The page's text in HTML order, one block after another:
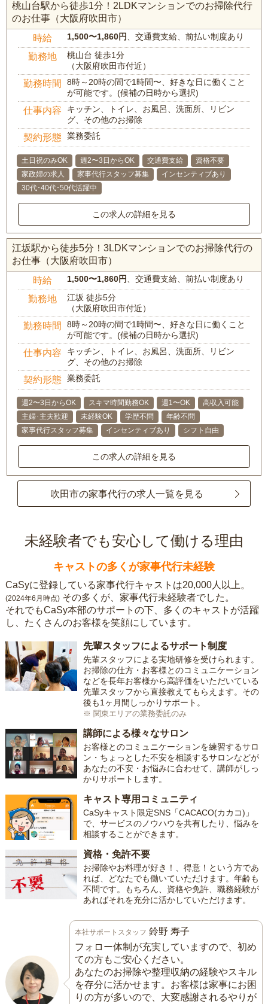
桃山台駅から徒歩1分！2LDKマンションでのお掃除代行
のお仕事（大阪府吹田市）
時給 1,500〜1,860円 、交通費支給、前払い制度あり
勤務地
桃山台 徒歩1分
（大阪府吹田市付近）
勤務時間
8時～20時の間で1時間〜、好きな日に働くこと
が可能です。(候補の日時から選択)
仕事内容
キッチン、トイレ、お風呂、洗面所、リビン
グ、その他のお掃除
契約形態 業務委託
土日祝のみOK 週2〜3日からOK 交通費支給
資格不要
家政婦の求人
家事代行スタッフ募集
インセンティブあり
30代･40代･50代活躍中
この求人の詳細を見る
江坂駅から徒歩5分！3LDKマンションでのお掃除代行の
お仕事（大阪府吹田市）
時給 1,500〜1,860円 、交通費支給、前払い制度あり
勤務地
江坂 徒歩5分
（大阪府吹田市付近）
勤務時間
8時～20時の間で1時間〜、好きな日に働くこと
が可能です。(候補の日時から選択)
仕事内容
キッチン、トイレ、お風呂、洗面所、リビン
グ、その他のお掃除
契約形態 業務委託
週2〜3日からOK スキマ時間勤務OK 週1〜OK
高収入可能
主婦･主夫歓迎
未経験OK 学歴不問
年齢不問
家事代行スタッフ募集
インセンティブあり シフト自由
この求人の詳細を見る
吹田市の家事代行の求人一覧を見る
未経験者でも安心して働ける理由
キャストの多くが家事代行未経験
CaSyに登録している家事代行キャストは20,000人以上。
(2024年6月時点) その多くが、家事代行未経験者でした。
それでもCaSy本部のサポートの下、多くのキャストが活躍
し、たくさんのお客様を笑顔にしています。
先輩スタッフによるサポート制度
先輩スタッフによる実地研修を受けられます。
お掃除の仕方・お客様とのコミュニケーション
などを長年お客様から高評価をいただいている
先輩スタッフから直接教えてもらえます。その
後も1ヶ月間しっかりサポート。
※ 関東エリアの業務委託のみ
講師による様々なサロン
お客様とのコミュニケーションを練習するサロ
ン・ちょっとした不安を相談するサロンなどが
あなたの不安・お悩みに合わせて、講師がしっ
かりサポートします。
キャスト専用コミュニティ
CaSyキャスト限定SNS「CACACO(カカコ)」
で、サービスのノウハウを共有したり、悩みを
相談することができます。
資格・免許不要
お掃除やお料理が好き！、得意！という方であ
れば、どなたでも働いていただけます。年齢も
不問です。もちろん、資格や免許、職務経験が
あればそれを充分に活かしていただけます。
本社サポートスタッフ 鈴野 寿子
フォロー体制が充実していますので、初め
ての方もご安心ください。
あなたのお掃除や整理収納の経験やスキル
を存分に活かせます。お客様は家事にお困
りの方が多いので、大変感謝されるやりが